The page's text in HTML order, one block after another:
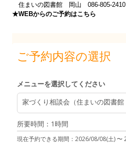
住まいの図書館 岡山 086-805-2410
★WEBからのご予約はこちら